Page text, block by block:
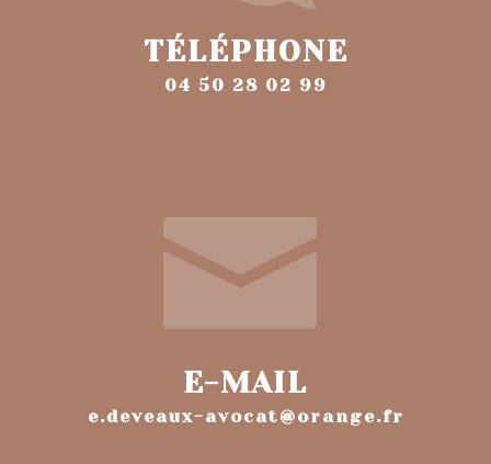
TÉLÉPHONE
04 50 28 02 99
E-MAIL
e.deveaux-avocat@orange.fr